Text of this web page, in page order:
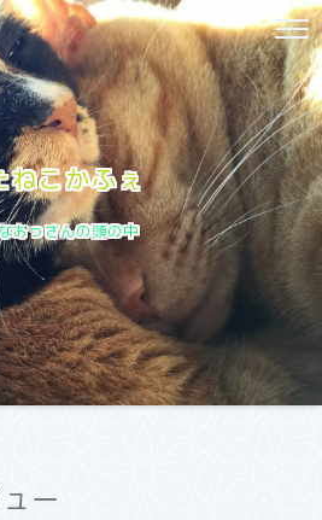
ねこかふぇ
おっさんの頭の中
ー